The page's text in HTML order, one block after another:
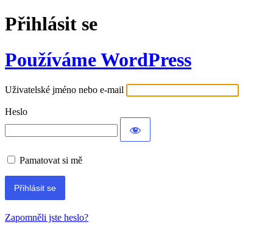
Přihlásit se
Používáme WordPress
Uživatelské jméno nebo e-mail
Heslo
Pamatovat si mě
Alternative:
Zapomněli jste heslo?